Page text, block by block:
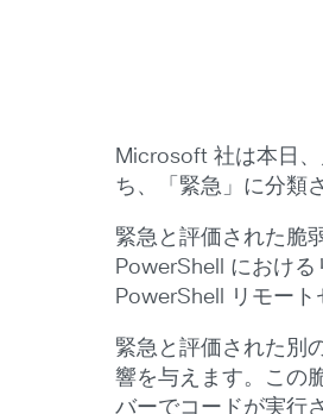
Microsoft 社は本日
ち、「緊急」に分類
緊急と評価された脆
PowerShell におけ
PowerShell リモー
緊急と評価された別
響を与えます。この
バーでコードが実行